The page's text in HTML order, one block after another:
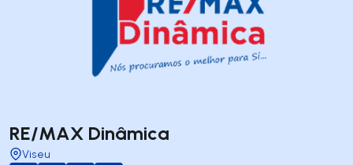
RE/MAX Dinâmica
Viseu